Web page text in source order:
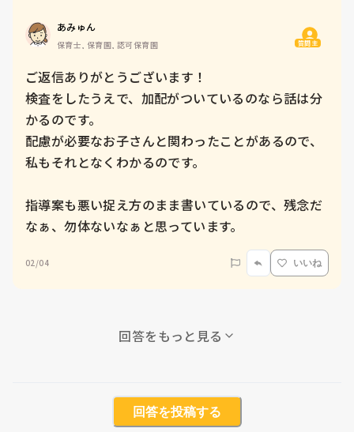
あみゅん
保育士, 保育園, 認可保育園 質問主
ご返信ありがとうございます！
検査をしたうえで、加配がついているのなら話は分
かるのです。
配慮が必要なお子さんと関わったことがあるので、
私もそれとなくわかるのです。
指導案も悪い捉え方のまま書いているので、残念だ
なぁ、勿体ないなぁと思っています。
02/04 いいね
回答をもっと見る
回答を投稿する